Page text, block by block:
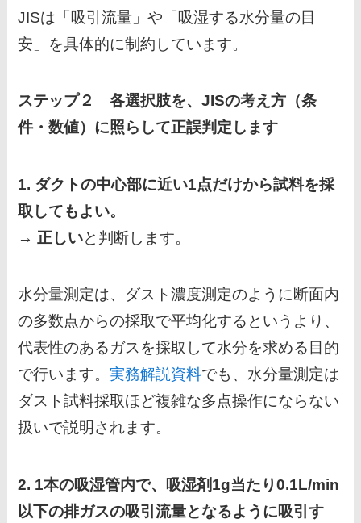
JISは「吸引流量」や「吸湿する水分量の目
安」を具体的に制約しています。
ステップ２ 各選択肢を、JISの考え方（条
件・数値）に照らして正誤判定します
1. ダクトの中心部に近い1点だけから試料を採
取してもよい。
→ 正しいと判断します。
水分量測定は、ダスト濃度測定のように断面内
の多数点からの採取で平均化するというより、
代表性のあるガスを採取して水分を求める目的
で行います。実務解説資料でも、水分量測定は
ダスト試料採取ほど複雑な多点操作にならない
扱いで説明されます。
2. 1本の吸湿管内で、吸湿剤1g当たり0.1L/min
以下の排ガスの吸引流量となるように吸引す